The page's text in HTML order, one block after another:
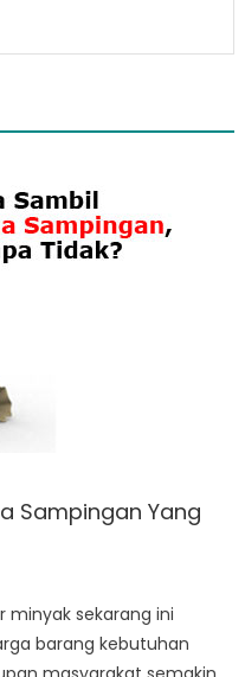
Sampingan Yang
minyak sekarang ini
barang kebutuhan